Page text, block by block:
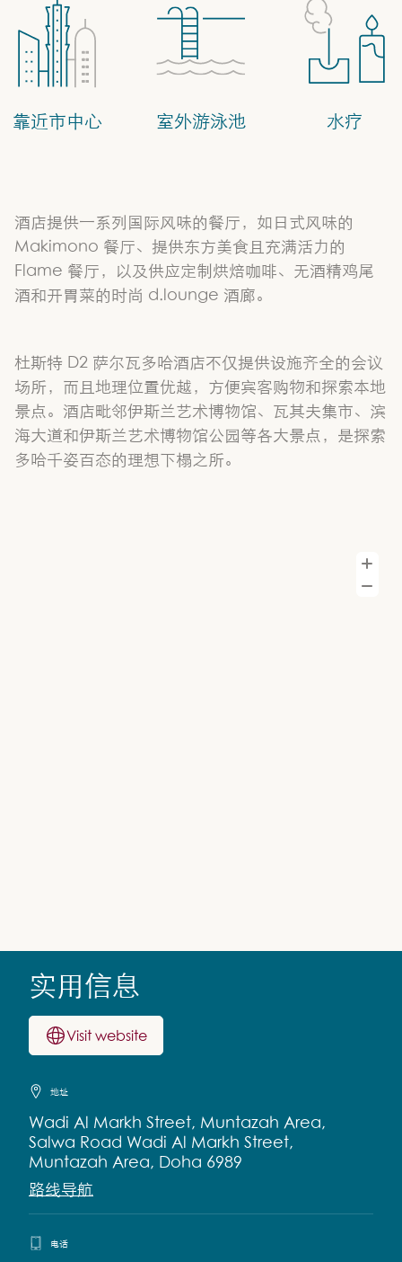
靠近市中心 室外游泳池 水疗
酒店提供一系列国际风味的餐厅，如日式风味的
Makimono 餐厅、提供东方美食且充满活力的
Flame 餐厅，以及供应定制烘焙咖啡、无酒精鸡尾
酒和开胃菜的时尚 d.lounge 酒廊。
杜斯特 D2 萨尔瓦多哈酒店不仅提供设施齐全的会议
场所，而且地理位置优越，方便宾客购物和探索本地
景点。酒店毗邻伊斯兰艺术博物馆、瓦其夫集市、滨
海大道和伊斯兰艺术博物馆公园等各大景点，是探索
多哈千姿百态的理想下榻之所。
实用信息
Visit website
地址
Wadi Al Markh Street, Muntazah Area,
Salwa Road Wadi Al Markh Street,
Muntazah Area, Doha 6989
路线导航
电话